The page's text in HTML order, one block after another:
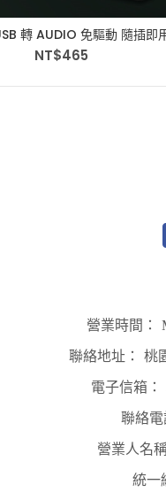
轉 AUDIO 免驅動 隨插即
錄音 PC、樹莓派、Jetson、
NB
NT$465
營業時間：
聯絡地址： 桃
電子信箱：
聯絡電
營業人名稱
統一